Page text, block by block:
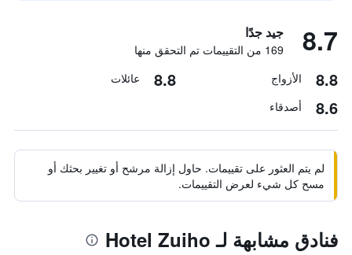
8.7 جيد جدًا
169 من التقييمات تم التحقق منها
8.8 الأزواج 8.8 عائلات
8.6 أصدقاء
لم يتم العثور على تقييمات. حاول إزالة مرشح أو تغيير بحثك أو
مسح كل شيء لعرض التقييمات.
فنادق مشابهة لـ Hotel Zuiho